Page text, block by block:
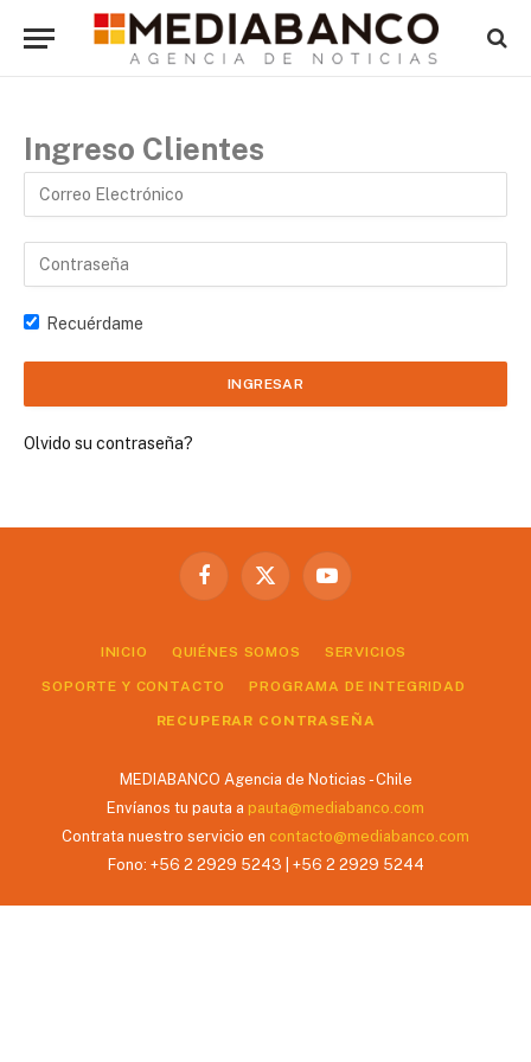
Ingreso Clientes
Recuérdame
Olvido su contraseña?
Facebook
X
YouTube
INICIO QUIÉNES SOMOS SERVICIOS
SOPORTE Y CONTACTO PROGRAMA DE INTEGRIDAD
RECUPERAR CONTRASEÑA
MEDIABANCO Agencia de Noticias - Chile
Envíanos tu pauta a pauta@mediabanco.com
Contrata nuestro servicio en contacto@mediabanco.com
Fono: +56 2 2929 5243 | +56 2 2929 5244